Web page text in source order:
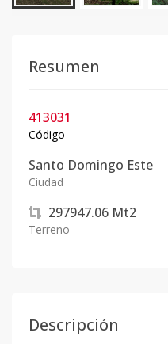
Resumen
413031
Código
Santo Domingo Este
Ciudad
297947.06 Mt2
Terreno
Descripción